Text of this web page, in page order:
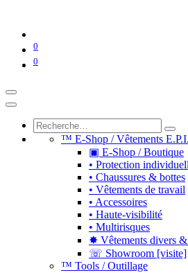
0
0
™ E-Shop / Vêtements E.P.I.
▣ E-Shop / Boutique
• Protection
• Chaussures & bottes
• Vêtements de travail
• Accessoires
• Haute-visibilité
• Multirisques
✸ Vêtements divers
☏ Showroom [visite]
™ Tools / Outillage